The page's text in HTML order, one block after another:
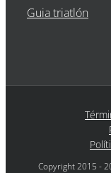
Guia triatlón
Copyright 2015 -